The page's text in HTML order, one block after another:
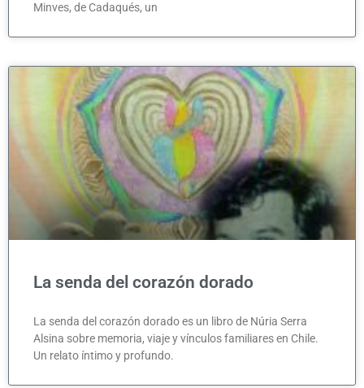
Minves, de Cadaqués, un
La senda del corazón dorado
La senda del corazón dorado es un libro de Núria Serra
Alsina sobre memoria, viaje y vínculos familiares en Chile.
Un relato íntimo y profundo.